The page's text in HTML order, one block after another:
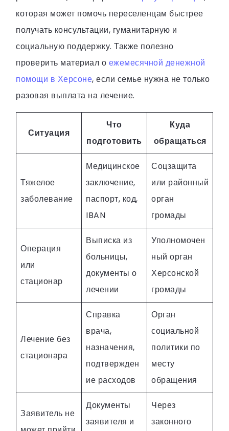
которая может помочь переселенцам быстрее
получать консультации, гуманитарную и
социальную поддержку. Также полезно
проверить материал о ежемесячной денежной
помощи в Херсоне, если семье нужна не только
разовая выплата на лечение.
Ситуация
Что
подготовить
Куда
обращаться
Тяжелое
заболевание
Медицинское
заключение,
паспорт, код,
IBAN
Соцзащита
или районный
орган
громады
Операция
или
стационар
Выписка из
больницы,
документы о
лечении
Уполномочен
ный орган
Херсонской
громады
Лечение без
стационара
Справка
врача,
назначения,
подтвержден
ие расходов
Орган
социальной
политики по
месту
обращения
Заявитель не
Документы
заявителя и
Через
законного